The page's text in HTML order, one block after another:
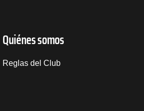
Quiénes somos
Reglas del Club